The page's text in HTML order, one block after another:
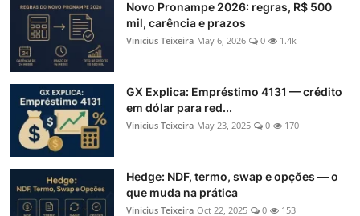
Novo Pronampe 2026: regras, R$ 500
mil, carência e prazos
Vinicius Teixeira May 6, 2026 0 1.4k
GX Explica: Empréstimo 4131 — crédito
em dólar para red...
Vinicius Teixeira May 23, 2025 0 170
Hedge: NDF, termo, swap e opções — o
que muda na prática
Vinicius Teixeira Oct 22, 2025 0 153